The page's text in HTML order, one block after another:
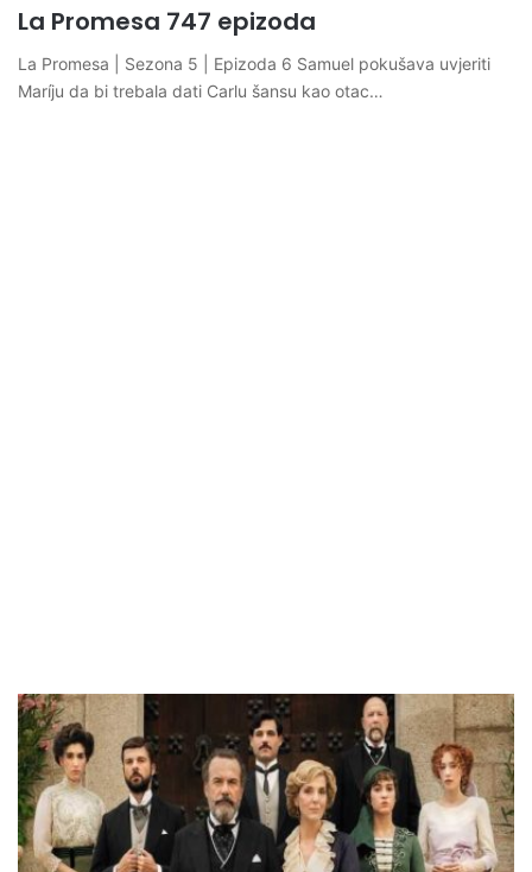
La Promesa 747 epizoda
La Promesa | Sezona 5 | Epizoda 6 Samuel pokušava uvjeriti
Maríju da bi trebala dati Carlu šansu kao otac…